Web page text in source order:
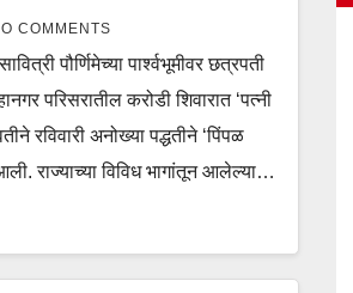
COMMENTS
पौर्णिमेच्या पार्श्वभूमीवर छत्रपती
परिसरातील करोडी शिवारात ‘पत्नी
रविवारी अनोख्या पद्धतीने ‘पिंपळ
राज्याच्या विविध भागांतून आलेल्या…